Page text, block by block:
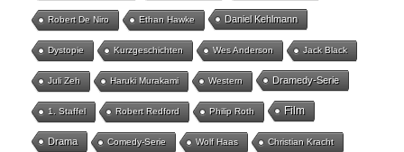
Robert De Niro Ethan Hawke Daniel Kehlmann
Dystopie Kurzgeschichten Wes Anderson Jack Black
Juli Zeh Haruki Murakami Western Dramedy-Serie
1. Staffel Robert Redford Philip Roth Film
Drama Comedy-Serie Wolf Haas Christian Kracht